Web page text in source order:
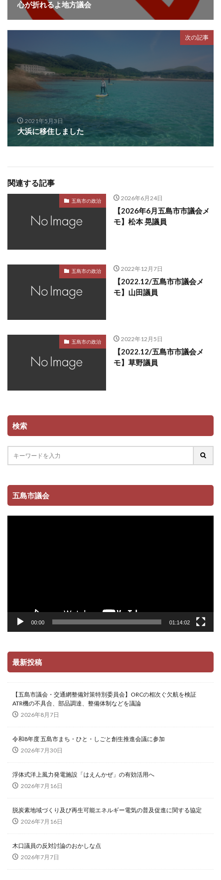
心が折れるよ地方議会
次の記事
2021年5月3日
大浜に移住しました
関連する記事
五島市の政治 2026年6月24日
【2026年6月五島市市議会メ
モ】松本 晃議員
五島市の政治 2022年12月7日
【2022.12/五島市市議会メ
モ】山田議員
五島市の政治 2022年12月5日
【2022.12/五島市市議会メ
モ】草野議員
検索
五島市議会
動
00:00 01:14:02
最新投稿
【五島市議会・交通網整備対策特別委員会】ORCの相次ぐ欠航を検証
ATR機の不具合、部品調達、整備体制などを議論
2026年8月7日
令和8年度 五島市まち・ひと・しごと創生推進会議に参加
2026年7月30日
浮体式洋上風力発電施設「はえんかぜ」の有効活用へ
2026年7月16日
脱炭素地域づくり及び再生可能エネルギー電気の普及促進に関する協定
2026年7月16日
木口議員の反対討論のおかしな点
2026年7月7日